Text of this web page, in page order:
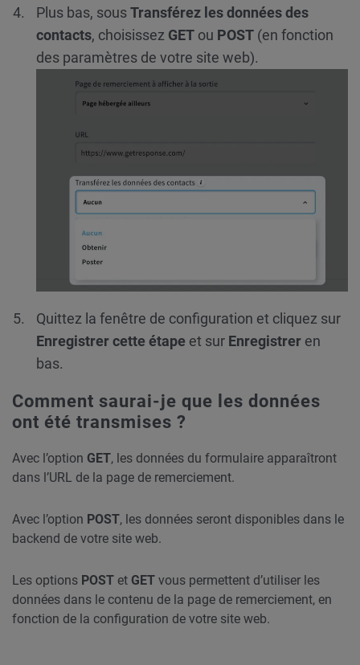
Plus bas, sousTransférez les données des
contacts, choisissez GET ou POST (en fonction
des paramètres de votre site web).
Quittez la fenêtre de configuration et cliquez sur
Enregistrer cette étape et sur Enregistrer en
bas.
Comment saurai-je que les données
ont été transmises ?
Avec l’option GET, les données du formulaire apparaîtront
dans l’URL de la page de remerciement.
Avec l’option POST, les données seront disponibles dans le
backend de votre site web.
Les options POST et GET vous permettent d’utiliser les
données dans le contenu de la page de remerciement, en
fonction de la configuration de votre site web.